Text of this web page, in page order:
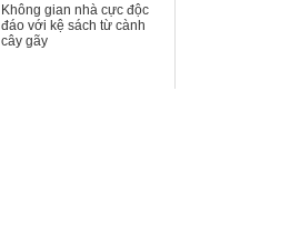
Không gian nhà cực độc
đáo với kệ sách từ cành
cây gãy